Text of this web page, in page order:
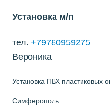
Установка м/п
тел. +79780959275
Вероника
Установка ПВХ пластиковых
Симферополь